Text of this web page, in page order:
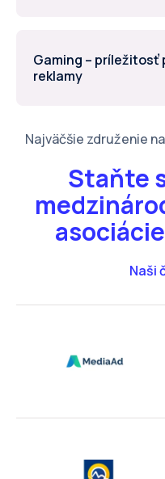
Gaming –
reklamy
Najväčšie združenie
Staňte
Naši